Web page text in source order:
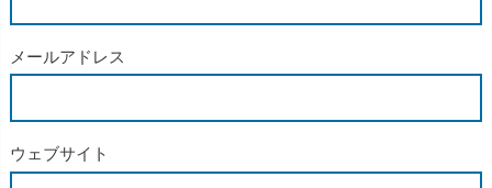
メールアドレス
ウェブサイト